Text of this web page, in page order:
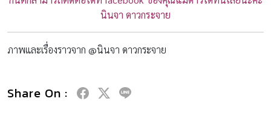
นินจา ดาวกระจาย
ภาพและเรื่องราวจาก @นินจา ดาวกระจาย
Share On :